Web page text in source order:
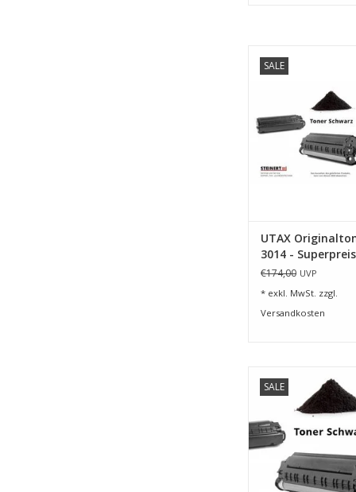
SALE
ZUM WARENKORB
UTAX
3014 -
€174,00 UVP
* exkl. MwSt. zzgl.
Versandkosten
SALE
4026w MFP
ZUM WARENKORB